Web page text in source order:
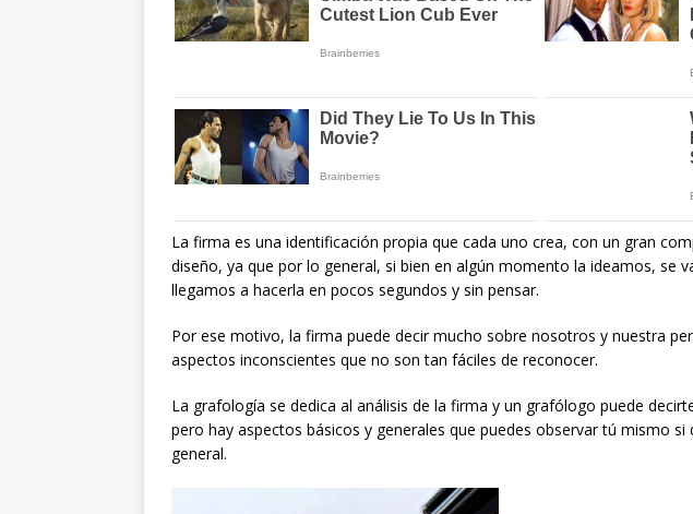
La firma es una identificación propia que cada uno crea, con un gran
diseño, ya que por lo general, si bien en algún momento la ideamos, se
llegamos a hacerla en pocos segundos y sin pensar.
Por ese motivo, la firma puede decir mucho sobre nosotros y nuestra
aspectos inconscientes que no son tan fáciles de reconocer.
La grafología se dedica al análisis de la firma y un grafólogo puede
pero hay aspectos básicos y generales que puedes observar tú mismo
general.